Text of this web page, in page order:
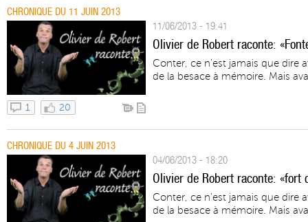
CHRONIQUE DU 11 JUIN 2013
1 20
11/06/2013 - 19:41
Olivier de Robert raconte:
Conter, ce n'est jamais que dire
de la besace à mémoire. Mais
CHRONIQUE DU 4 JUIN 2013
04/06/2013 - 18:20
Olivier de Robert raconte: «fort
Conter, ce n'est jamais que dire
de la besace à mémoire. Mais